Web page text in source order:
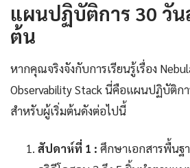
แผนปฏิบัติการ 30 วัน
ต้น
หากคุณจริงจังกับการเรียนรู้เรื่อง
Observability Stack นี่คือแผนปฏิบัติก
สำหรับผู้เริ่มต้นดังต่อไปนี้
สัปดาห์ที่ 1 : ศึกษาเอกสารพื้น